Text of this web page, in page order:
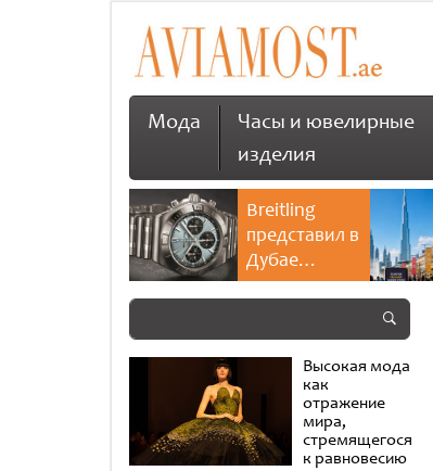
Мода
Часы и ювелирные
изделия
Breitling
представил в
Дубае
культовую
Chronomat
Высокая мода
как
отражение
мира,
стремящегося
к равновесию